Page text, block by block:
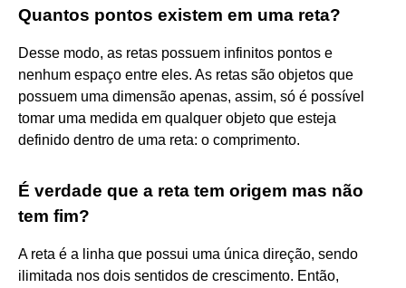
Quantos pontos existem em uma reta?
Desse modo, as retas possuem infinitos pontos e
nenhum espaço entre eles. As retas são objetos que
possuem uma dimensão apenas, assim, só é possível
tomar uma medida em qualquer objeto que esteja
definido dentro de uma reta: o comprimento.
É verdade que a reta tem origem mas não
tem fim?
A reta é a linha que possui uma única direção, sendo
ilimitada nos dois sentidos de crescimento. Então,